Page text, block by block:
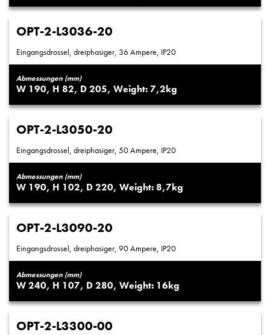
OPT-2-L3036-20
Eingangsdrossel, dreiphasiger, 36 Ampere, IP20
Abmessungen (mm)
190 82 205 7,2
OPT-2-L3050-20
Eingangsdrossel, dreiphasiger, 50 Ampere, IP20
Abmessungen (mm)
190 102 220 8,7
OPT-2-L3090-20
Eingangsdrossel, dreiphasiger, 90 Ampere, IP20
Abmessungen (mm)
240 107 280 16
OPT-2-L3300-00